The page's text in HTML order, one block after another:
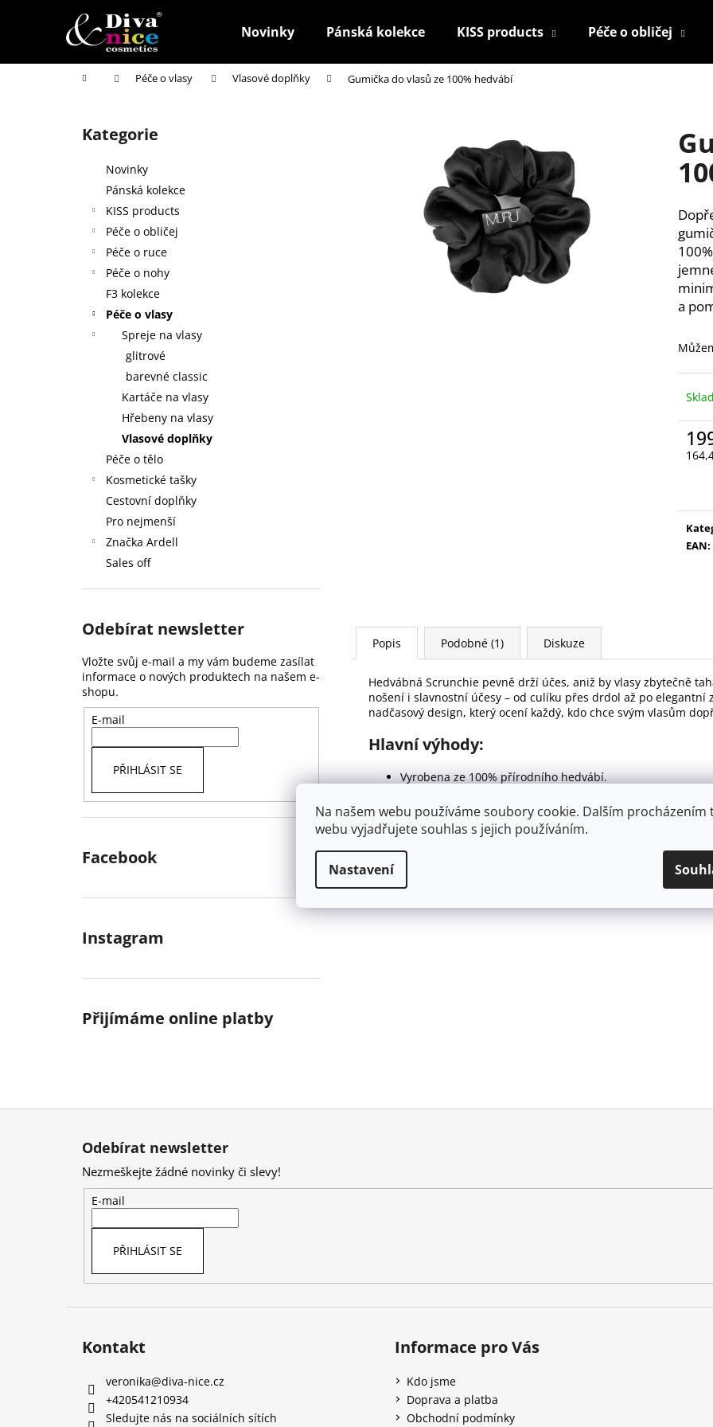
Na našem webu používáme soubory cookie. Dalším procházením
webu vyjadřujete souhlas s jejich používáním.
Nastavení
Novinky Pánská kolekce KISS products Péče o obličej
Domů Péče o vlasy Vlasové doplňky Gumička do vlasů ze 100% hedvábí
Přeskočit
kategorie
Kategorie
Novinky
Pánská kolekce
KISS products
Péče o obličej
Péče o ruce
Péče o nohy
F3 kolekce
Péče o vlasy
Spreje na vlasy
glitrové
barevné classic
Kartáče na vlasy
Hřebeny na vlasy
Vlasové doplňky
Péče o tělo
Kosmetické tašky
Cestovní doplňky
Pro nejmenší
Značka Ardell
Sales off
Odebírat newsletter
Vložte svůj e-mail a my vám budeme zasílat
informace o nových produktech na našem e-
shopu.
E-mail
PŘIHLÁSIT SE
Facebook
Instagram
Přijímáme online platby
a
EAN:
Popis Podobné (1) Diskuze
Hedvábná Scrunchie pevně drží účes, aniž by vlasy zbytečně
nošení i slavnostní účesy – od culíku přes drdol až po
nadčasový design, který ocení každý, kdo chce svým vlasům
Hlavní výhody:
Vyrobena ze 100% přírodního hedvábí.
Pevně drží účes bez nepříjemného tahání.
Nezanechává výrazné otlaky na vlasech.
Vhodná pro všechny typy vlasů i každodenní použití.
Elegantní doplněk pro každou příležitost.
í
Zpět
do
Zpět
do
Co potřebujete najít?
HLEDAT
Doporučujeme
HOUBIČKA NA MAKE-UP, KULATÁ
NALEPOVACÍ
Odebírat newsletter
Nezmeškejte žádné novinky či slevy!
E-mail
PŘIHLÁSIT SE
Kontakt
veronika@diva-nice.cz
+420541210934
Sledujte nás na sociálních sítích
Informace pro Vás
Kdo jsme
Doprava a platba
Obchodní podmínky